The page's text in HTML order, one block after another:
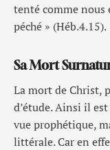
tenté comme nous
péché » (Héb.4.15).
Sa Mort
La mort de Christ,
d’étude. Ainsi il
vue prophétique,
littérale. Car en